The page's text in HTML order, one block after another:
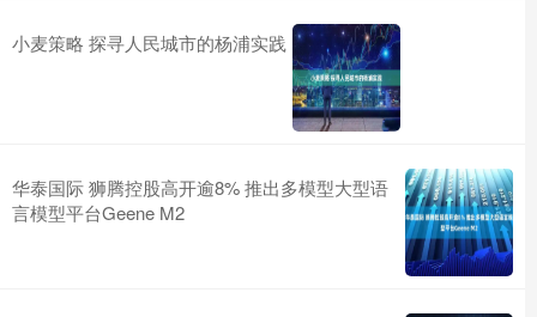
小麦策略 探寻人民城市的杨浦实践
华泰国际 狮腾控股高开逾8% 推出多模型大型语
言模型平台Geene M2